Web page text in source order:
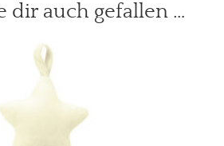
dir auch gefallen …